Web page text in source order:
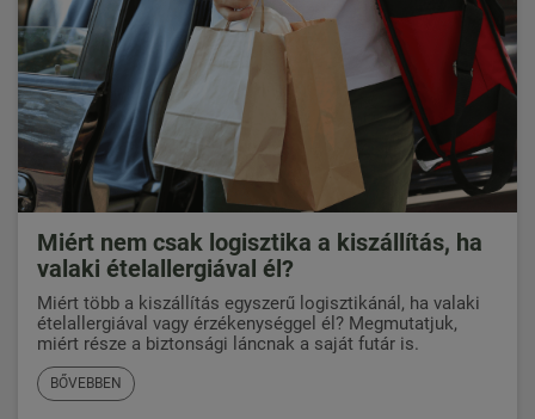
Miért nem csak logisztika a kiszállítás, ha
valaki ételallergiával él?
Miért több a kiszállítás egyszerű logisztikánál, ha valaki
ételallergiával vagy érzékenységgel él? Megmutatjuk,
miért része a biztonsági láncnak a saját futár is.
BŐVEBBEN